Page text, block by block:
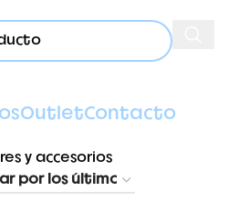
OutletContacto
y accesorios